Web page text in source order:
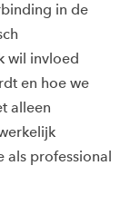
in de
wil invloed
en hoe we
alleen
als professional